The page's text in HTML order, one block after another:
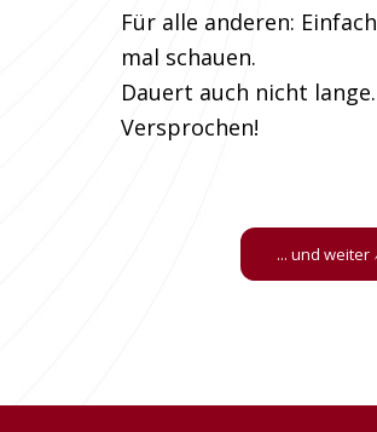
Für alle anderen: Einfach
mal schauen.
Dauert auch nicht lange.
Versprochen!
... und weiter